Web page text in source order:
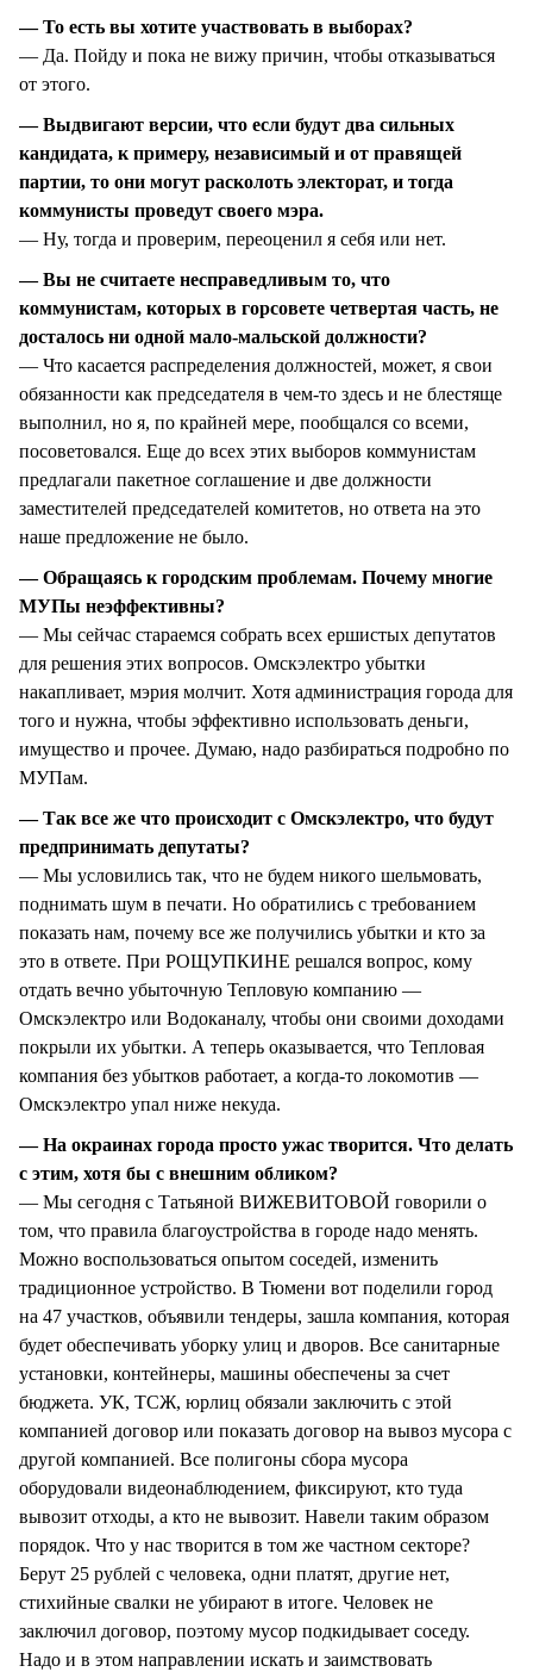
— То есть вы хотите участвовать в выборах?
— Да. Пойду и пока не вижу причин, чтобы отказываться
от этого.
— Выдвигают версии, что если будут два сильных
кандидата, к примеру, независимый и от правящей
партии, то они могут расколоть электорат, и тогда
коммунисты проведут своего мэра.
— Ну, тогда и проверим, переоценил я себя или нет.
— Вы не считаете несправедливым то, что
коммунистам, которых в горсовете четвертая часть, не
досталось ни одной мало-мальской должности?
— Что касается распределения должностей, может, я свои
обязанности как председателя в чем-то здесь и не блестяще
выполнил, но я, по крайней мере, пообщался со всеми,
посоветовался. Еще до всех этих выборов коммунистам
предлагали пакетное соглашение и две должности
заместителей председателей комитетов, но ответа на это
наше предложение не было.
— Обращаясь к городским проблемам. Почему многие
МУПы неэффективны?
— Мы сейчас стараемся собрать всех ершистых депутатов
для решения этих вопросов. Омскэлектро убытки
накапливает, мэрия молчит. Хотя администрация города для
того и нужна, чтобы эффективно использовать деньги,
имущество и прочее. Думаю, надо разбираться подробно по
МУПам.
— Так все же что происходит с Омскэлектро, что будут
предпринимать депутаты?
— Мы условились так, что не будем никого шельмовать,
поднимать шум в печати. Но обратились с требованием
показать нам, почему все же получились убытки и кто за
это в ответе. При РОЩУПКИНЕ решался вопрос, кому
отдать вечно убыточную Тепловую компанию —
Омскэлектро или Водоканалу, чтобы они своими доходами
покрыли их убытки. А теперь оказывается, что Тепловая
компания без убытков работает, а когда-то локомотив —
Омскэлектро упал ниже некуда.
— На окраинах города просто ужас творится. Что делать
с этим, хотя бы с внешним обликом?
— Мы сегодня с Татьяной ВИЖЕВИТОВОЙ говорили о
том, что правила благоустройства в городе надо менять.
Можно воспользоваться опытом соседей, изменить
традиционное устройство. В Тюмени вот поделили город
на 47 участков, объявили тендеры, зашла компания, которая
будет обеспечивать уборку улиц и дворов. Все санитарные
установки, контейнеры, машины обеспечены за счет
бюджета. УК, ТСЖ, юрлиц обязали заключить с этой
компанией договор или показать договор на вывоз мусора с
другой компанией. Все полигоны сбора мусора
оборудовали видеонаблюдением, фиксируют, кто туда
вывозит отходы, а кто не вывозит. Навели таким образом
порядок. Что у нас творится в том же частном секторе?
Берут 25 рублей с человека, одни платят, другие нет,
стихийные свалки не убирают в итоге. Человек не
заключил договор, поэтому мусор подкидывает соседу.
Надо и в этом направлении искать и заимствовать